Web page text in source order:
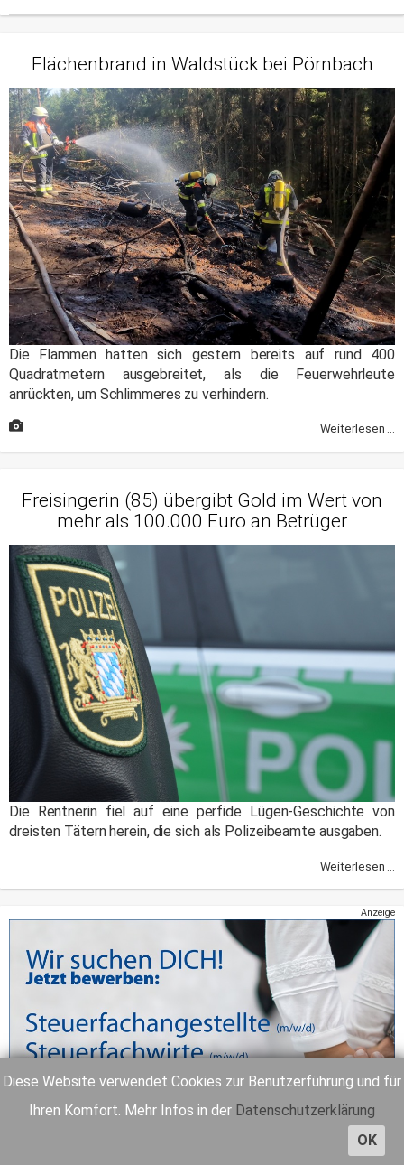
Diese Website verwendet Cookies zur Benutzerführung und für
Ihren Komfort. Mehr Infos in der Datenschutzerklärung
OK
Flächenbrand in Waldstück bei Pörnbach
Die Flammen hatten sich gestern bereits auf rund 400
Quadratmetern ausgebreitet, als die Feuerwehrleute
anrückten, um Schlimmeres zu verhindern.
Weiterlesen ...
Freisingerin (85) übergibt Gold im Wert von
mehr als 100.000 Euro an Betrüger
Die Rentnerin fiel auf eine perfide Lügen-Geschichte von
dreisten Tätern herein, die sich als Polizeibeamte ausgaben.
Weiterlesen ...
Anzeige